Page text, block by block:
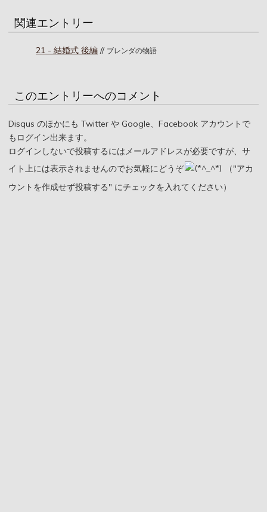
関連エントリー
21 - 結婚式 後編 // ブレンダの物語
このエントリーへのコメント
Disqus のほかにも Twitter や Google、Facebook アカウントで
もログイン出来ます。
ログインしないで投稿するにはメールアドレスが必要ですが、サ
イト上には表示されませんのでお気軽にどうぞ
（"アカ
ウントを作成せず投稿する" にチェックを入れてください）